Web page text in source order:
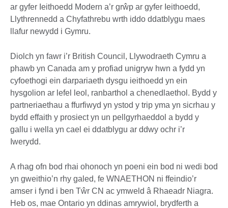
ar gyfer Ieithoedd Modern a’r grŵp ar gyfer Ieithoedd,
Llythrennedd a Chyfathrebu wrth iddo ddatblygu maes
llafur newydd i Gymru.
Diolch yn fawr i’r British Council, Llywodraeth Cymru a
phawb yn Canada am y profiad unigryw hwn a fydd yn
cyfoethogi ein darpariaeth dysgu ieithoedd yn ein
hysgolion ar lefel leol, ranbarthol a chenedlaethol. Bydd y
partneriaethau a ffurfiwyd yn ystod y trip yma yn sicrhau y
bydd effaith y prosiect yn un pellgyrhaeddol a bydd y
gallu i wella yn cael ei ddatblygu ar ddwy ochr i’r
Iwerydd.
A rhag ofn bod rhai ohonoch yn poeni ein bod ni wedi bod
yn gweithio’n rhy galed, fe WNAETHON ni ffeindio’r
amser i fynd i ben Tŵr CN ac ymweld â Rhaeadr Niagra.
Heb os, mae Ontario yn ddinas amrywiol, brydferth a